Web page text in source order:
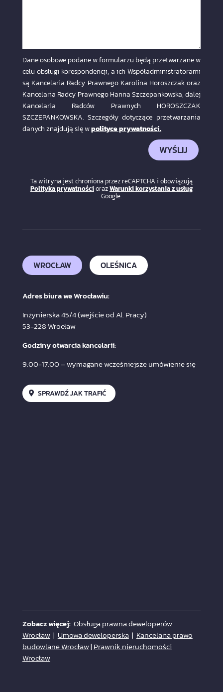
Dane osobowe podane w formularzu będą przetwarzane w
celu obsługi korespondencji, a ich Współadministratorami
są Kancelaria Radcy Prawnego Karolina Horoszczak oraz
Kancelaria Radcy Prawnego Hanna Szczepankowska, dalej
Kancelaria Radców Prawnych HOROSZCZAK
SZCZEPANKOWSKA. Szczegóły dotyczące przetwarzania
danych znajdują się wpolityce prywatności.
WYŚLIJ
Ta witryna jest chroniona przez reCAPTCHA i obowiązują
Polityka prywatnościorazWarunki korzystania z usług
Google.
WROCŁAW OLEŚNICA
Adres biura we Wrocławiu:
Inżynierska 45/4 (wejście od Al. Pracy)
53-228 Wrocław
Godziny otwarcia kancelarii:
9.00-17.00 – wymagane wcześniejsze umówienie się
SPRAWDŹ JAK TRAFIĆ
Zobacz więcej: Obsługa prawna deweloperów
Wrocław| Umowa deweloperska| Kancelaria prawo
budowlane Wrocław| Prawnik nieruchomości
Wrocław